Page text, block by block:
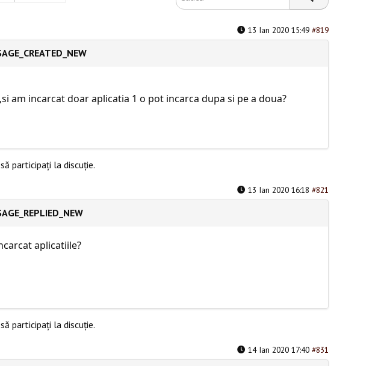
13 Ian 2020 15:49 #819
am incarcat doar aplicatia 1 o pot incarca dupa si pe a doua?
să participaţi la discuţie.
13 Ian 2020 16:18 #821
aplicatiile?
să participaţi la discuţie.
14 Ian 2020 17:40 #831